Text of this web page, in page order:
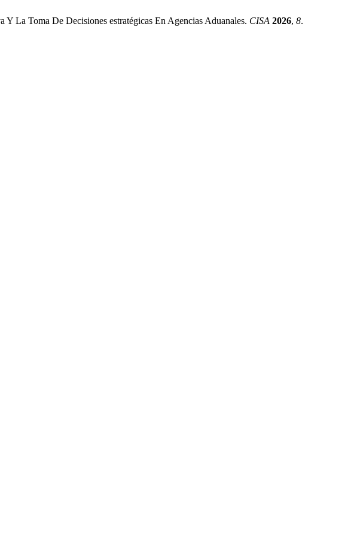
La Toma De Decisiones estratégicas En Agencias Aduanales. CISA 2026, 8.